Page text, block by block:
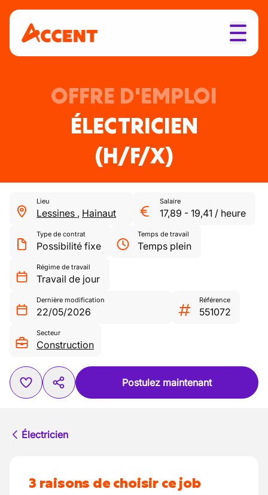
OFFRE D'EMPLOI
ÉLECTRICIEN
(H/F/X)
Lieu
Lessines , Hainaut
Salaire
17,89 - 19,41 / heure
Type de contrat
Possibilité fixe
Temps de travail
Temps plein
Régime de travail
Travail de jour
Dernière modification
22/05/2026
Référence
551072
Secteur
Construction
Postulez maintenant
Électricien
3 raisons de choisir ce job